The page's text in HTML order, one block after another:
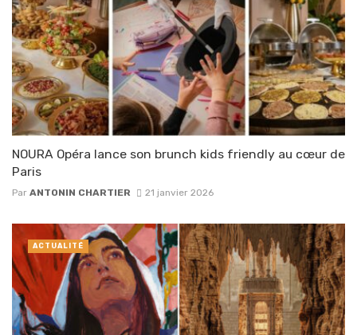
NOURA Opéra lance son brunch kids friendly au cœur de
Paris
Par ANTONIN CHARTIER 21 janvier 2026
ACTUALITÉ